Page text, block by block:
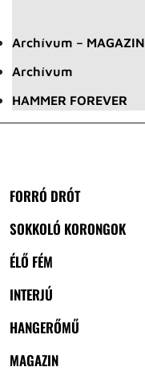
Archívum – MAGAZIN
Archívum
HAMMER FOREVER
FORRÓ DRÓT
SOKKOLÓ KORONGOK
ÉLŐ FÉM
INTERJÚ
HANGERŐMŰ
MAGAZIN